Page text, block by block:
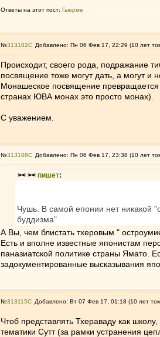
Ответы на этот пост: Гьюрме
№313102 Добавлено: Пн 06 Фев 17, 22:29 (10 лет
Происходит, своего рода, подражание
посвящение тоже могут дать, а могут
Монашеское посвящение превращается
странах ЮВА монах это просто монах).
С уважением.
№313108 Добавлено: Пн 06 Фев 17, 23:38 (10 лет
>< >< пишет:
Чушь. В самой епонии нет никакой
буддизма"
А Вы, чем блистать тхеровым "
Есть и вполне известные японистам
паназиатской политике страны Ямато.
задокументированные высказывания
№313115 Добавлено: Вт 07 Фев 17, 01:18 (10 лет
Чтоб представлять Тхераваду как
тематики Сутт (за рамки устранения